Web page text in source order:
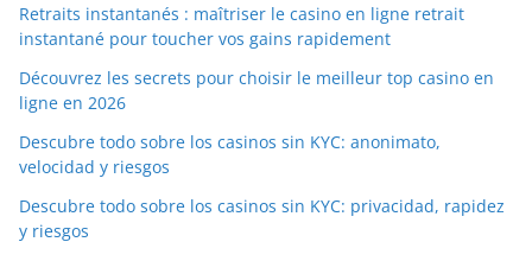
Retraits instantanés : maîtriser le casino en ligne retrait
instantané pour toucher vos gains rapidement
Découvrez les secrets pour choisir le meilleur top casino en
ligne en 2026
Descubre todo sobre los casinos sin KYC: anonimato,
velocidad y riesgos
Descubre todo sobre los casinos sin KYC: privacidad, rapidez
y riesgos